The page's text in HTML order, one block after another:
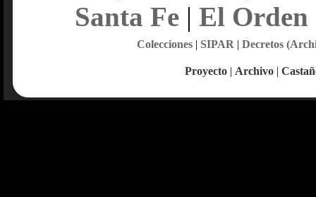
Santa Fe| El Orden
Colecciones| SIPAR | Decretos
Proyecto | Archivo |